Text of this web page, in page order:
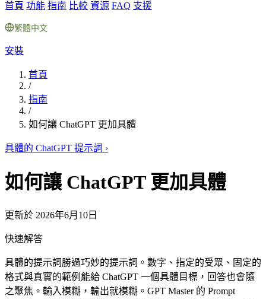
首頁 功能 指南 比較 資源 FAQ 支援
繁體中文
安裝
首頁
/
指南
/
如何讓 ChatGPT 更加具體
具體的 ChatGPT 提示詞 ›
如何讓 ChatGPT 更加具體
更新於 2026年6月10日
快速解答
具體的提示詞勝過巧妙的提示詞。數字、指定的受眾、固定的
格式與真實的範例能給 ChatGPT 一個具體目標，回答也會隨
之聚焦。輸入模糊，輸出就模糊。GPT Master 的 Prompt